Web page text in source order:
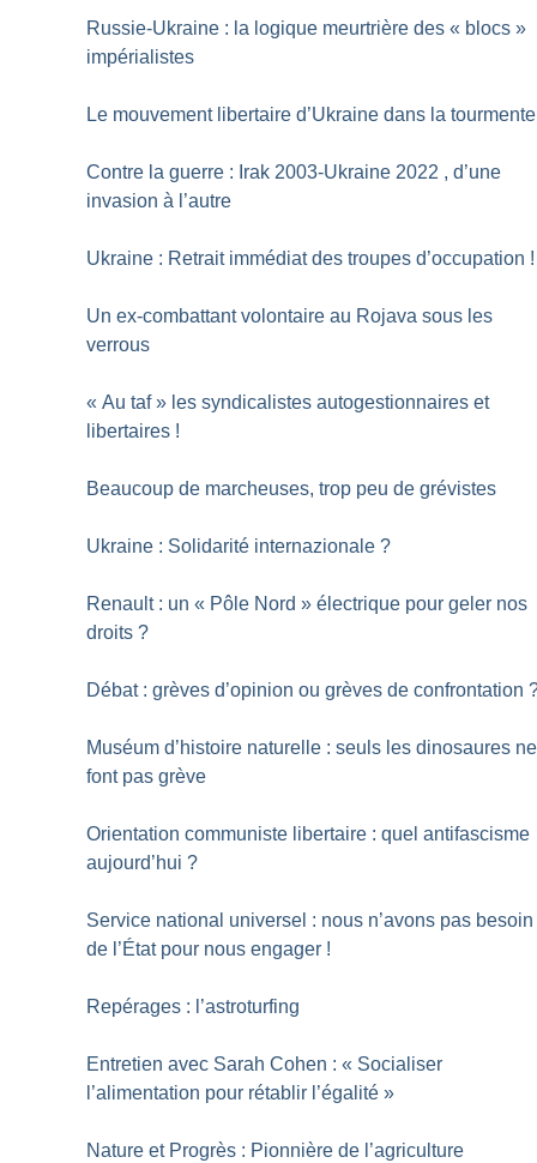
Russie-Ukraine : la logique meurtrière des « blocs »
impérialistes
Le mouvement libertaire d’Ukraine dans la tourmente
Contre la guerre : Irak 2003-Ukraine 2022 , d’une
invasion à l’autre
Ukraine : Retrait immédiat des troupes d’occupation !
Un ex-combattant volontaire au Rojava sous les
verrous
« Au taf » les syndicalistes autogestionnaires et
libertaires !
Beaucoup de marcheuses, trop peu de grévistes
Ukraine : Solidarité internazionale ?
Renault : un « Pôle Nord » électrique pour geler nos
droits ?
Débat : grèves d’opinion ou grèves de confrontation
Muséum d’histoire naturelle : seuls les dinosaures ne
font pas grève
Orientation communiste libertaire : quel antifascisme
aujourd’hui ?
Service national universel : nous n’avons pas besoin
de l’État pour nous engager !
Repérages : l’astroturfing
Entretien avec Sarah Cohen : « Socialiser
l’alimentation pour rétablir l’égalité »
Nature et Progrès : Pionnière de l’agriculture